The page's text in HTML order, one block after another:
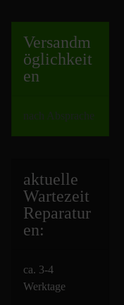
Versandm
öglichkeit
en
nach Absprache
aktuelle
Wartezeit
Reparatur
en:
ca. 3-4
Werktage